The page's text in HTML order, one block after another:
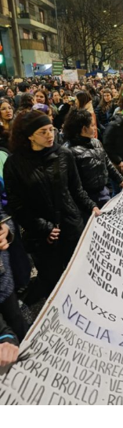
identidades
Observatorio
el año más
con un
cuando se habían
relevamiento, de
cualitativamente
los años anteriores”.
La violencia por
intensificó en un
políticas
protección,
materia de
fascistas que
Para María
Discriminación de
integrante de la
(FALGBT), el
Argentina no
que provienen del